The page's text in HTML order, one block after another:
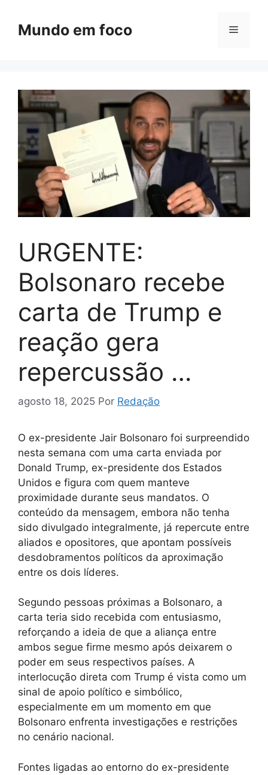
paraMundo em foco Menu
URGENTE:
Bolsonaro recebe
carta de Trump e
reação gera
repercussão …
agosto 18, 2025 Por Redação
O ex-presidente Jair Bolsonaro foi surpreendido
nesta semana com uma carta enviada por
Donald Trump, ex-presidente dos Estados
Unidos e figura com quem manteve
proximidade durante seus mandatos. O
conteúdo da mensagem, embora não tenha
sido divulgado integralmente, já repercute entre
aliados e opositores, que apontam possíveis
desdobramentos políticos da aproximação
entre os dois líderes.
Segundo pessoas próximas a Bolsonaro, a
carta teria sido recebida com entusiasmo,
reforçando a ideia de que a aliança entre
ambos segue firme mesmo após deixarem o
poder em seus respectivos países. A
interlocução direta com Trump é vista como um
sinal de apoio político e simbólico,
especialmente em um momento em que
Bolsonaro enfrenta investigações e restrições
no cenário nacional.
Fontes ligadas ao entorno do ex-presidente